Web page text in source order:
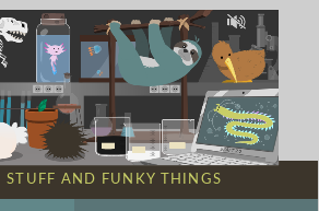
STUFF AND FUNKY THINGS